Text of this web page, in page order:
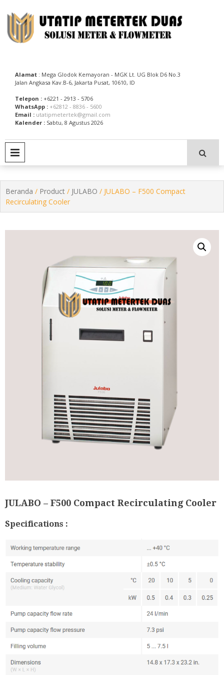
to
content
Alamat : Mega Glodok Kemayoran - MGK Lt. UG Blok D6 No.3
Jalan Angkasa Kav.B-6, Jakarta Pusat, 10610, ID
Telepon : +6221 - 2913 - 5706
WhatsApp : +62812 - 8836 - 5600
Email : utatipmetertek@gmail.com
Kalender : Sabtu, 8 Agustus 2026
Beranda / Product / JULABO / JULABO – F500 Compact
Recirculating Cooler
JULABO – F500 Compact Recirculating Cooler
Specifications :